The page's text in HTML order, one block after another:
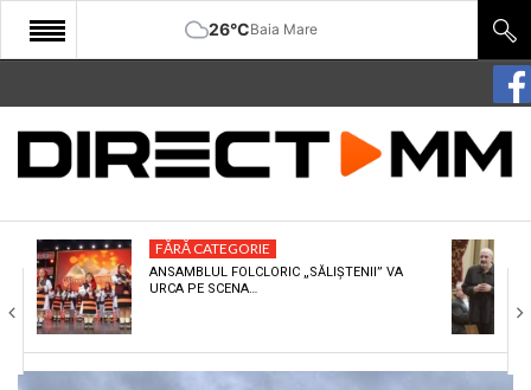
26°CBaia Mare
START
COMUNITATE
CULTURA
ECONOMIE
SANATATE
FĂRĂ CATEGORIE
ANSAMBLUL FOLCLORIC „SĂLIȘTENII” VA
URCA PE SCENA…